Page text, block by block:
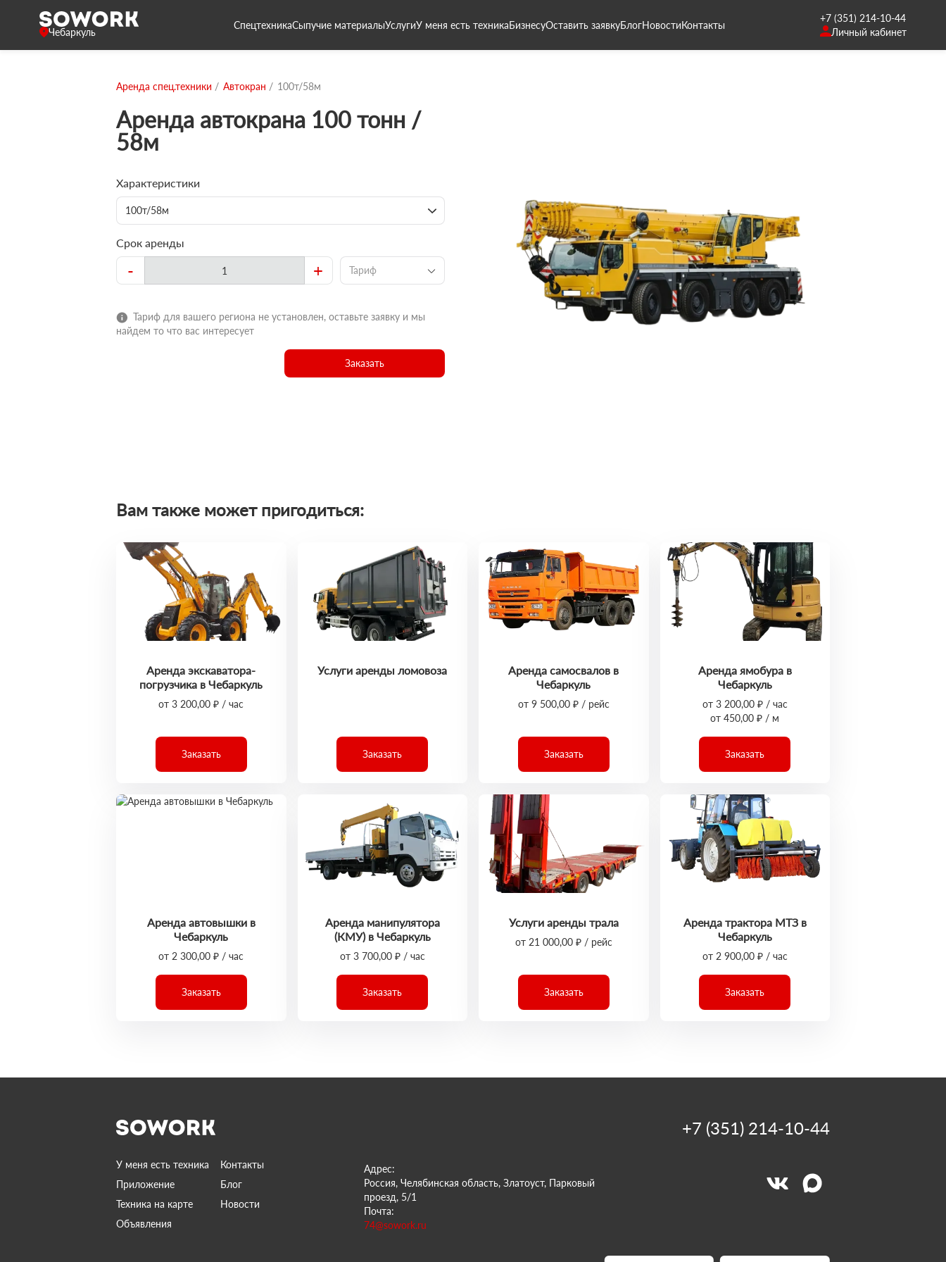
Чебаркуль
СпецтехникаСыпучие материалыУслугиУ меня есть техникаБизнесуОставить заявкуБлогНовостиКонтакты
+7 (351) 214-10-44
Личный кабинет
Аренда спец.техники Автокран 100т/58м
Аренда автокрана 100 тонн /
58м
Характеристики
100т/58м
Срок аренды
- + Тариф
Тариф для вашего региона не установлен, оставьте заявку и мы
найдем то что вас интересует
Заказать
Вам также может пригодиться:
Аренда экскаватора-
погрузчика в Чебаркуль
от 3 200,00 ₽ / час
Заказать
Услуги аренды ломовоза
Заказать
Аренда самосвалов в
Чебаркуль
от 9 500,00 ₽ / рейс
Заказать
Аренда ямобура в
Чебаркуль
от 3 200,00 ₽ / час
от 450,00 ₽ / м
Заказать
Аренда автовышки в
Чебаркуль
от 2 300,00 ₽ / час
Заказать
Аренда манипулятора
(КМУ) в Чебаркуль
от 3 700,00 ₽ / час
Заказать
Услуги аренды трала
от 21 000,00 ₽ / рейс
Заказать
Аренда трактора МТЗ в
Чебаркуль
от 2 900,00 ₽ / час
Заказать
У меня есть техника
Контакты
Приложение
Блог
Техника на карте
Новости
Объявления
Адрес:
Россия, Челябинская область, Златоуст, Парковый
проезд, 5/1
Почта:
74@sowork.ru
+7 (351) 214-10-44